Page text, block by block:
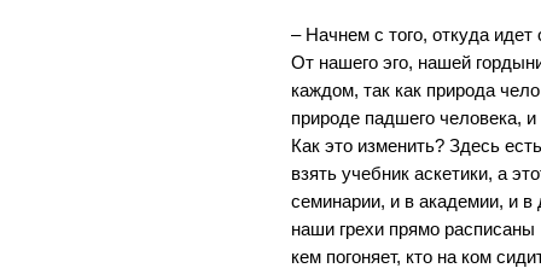
– Начнем с того, откуда идет
От нашего эго, нашей
каждом, так как природа
природе падшего человека,
Как это изменить? Здесь
взять учебник аскетики, а
семинарии, и в академии, и
наши грехи прямо расписаны
кем погоняет, кто на ком